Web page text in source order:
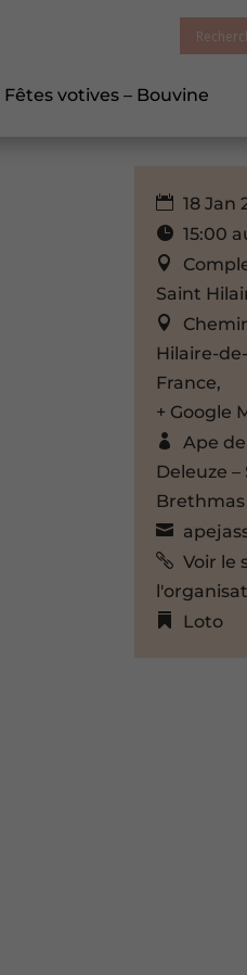
Fêtes votives – Bouvine
18 Jan
15:00
Saint
Hilaire-
France,
+ Google
Ape de
Deleuze
Brethmas
Voir le
Loto